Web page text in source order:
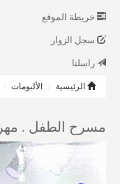
خريطة الموقع
سجل الزوار
راسلنا
الرئيسية الألبومات
مسرح الطفل .